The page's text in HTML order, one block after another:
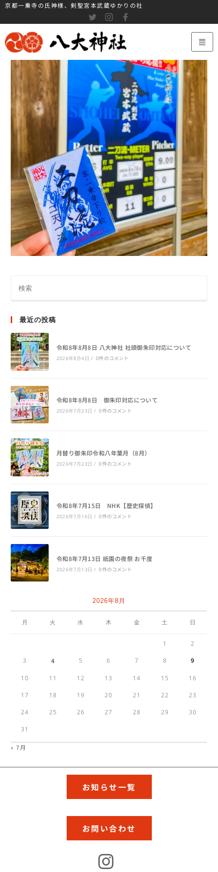
京都一乗寺の氏神様、剣聖宮本武蔵ゆかりの社
最近の投稿
令和8年8月8日 八大神社 社頭御朱印対応について
2026年8月4日 / 0件のコメント
令和8年8月8日 御朱印対応について
2026年7月23日 / 0件のコメント
月替り御朱印令和八年葉月（8月）
2026年7月23日 / 0件のコメント
令和8年7月15日 NHK【歴史探偵】
2026年7月16日 / 0件のコメント
令和8年7月13日 祇園の夜祭 お千度
2026年7月13日 / 0件のコメント
2026年8月
月 火 水 木 金 土 日
1 2
3 4 5 6 7 8 9
10 11 12 13 14 15 16
17 18 19 20 21 22 23
24 25 26 27 28 29 30
31
« 7月
お知らせ一覧
お問い合わせ